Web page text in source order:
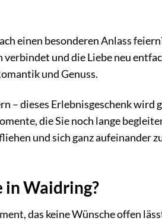
einen besonderen Anlass
verbindet und die Liebe neu
und Genuss.
– dieses Erlebnisgeschenk wird
die Sie noch lange
und sich ganz aufeinander
in Waidring?
das keine Wünsche offen